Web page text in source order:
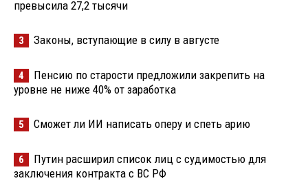
превысила 27,2 тысячи
3 Законы, вступающие в силу в августе
4
Пенсию по старости предложили закрепить на
уровне не ниже 40% от заработка
5 Сможет ли ИИ написать оперу и спеть арию
6
Путин расширил список лиц с судимостью для
заключения контракта с ВС РФ